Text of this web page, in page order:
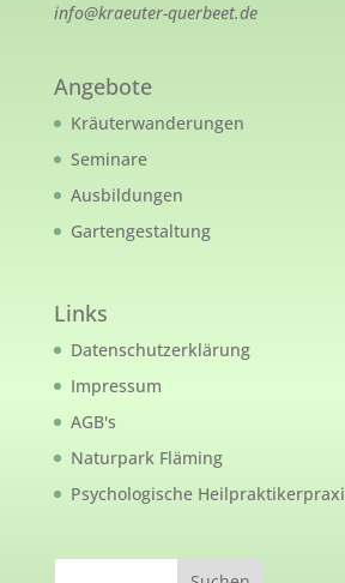
info@kraeuter-querbeet.de
Angebote
Kräuterwanderungen
Seminare
Ausbildungen
Gartengestaltung
Links
Datenschutzerklärung
Impressum
AGB's
Naturpark Fläming
Psychologische